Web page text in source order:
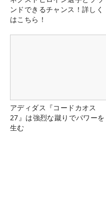
ンドできるチャンス！詳しく
はこちら！
アディダス『コードカオス
27』は強烈な蹴りでパワーを
生む